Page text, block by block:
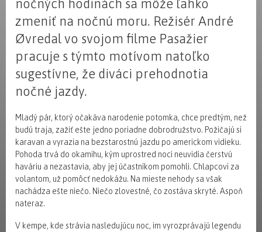
nočných hodinách sa môže ľahko
zmeniť na nočnú moru. Režisér André
Øvredal vo svojom filme Pasažier
pracuje s týmto motívom natoľko
sugestívne, že diváci prehodnotia
nočné jazdy.
Mladý pár, ktorý očakáva narodenie potomka, chce predtým, než
budú traja, zažiť ešte jedno poriadne dobrodružstvo. Požičajú si
karavan a vyrazia na bezstarostnú jazdu po americkom vidieku.
Pohoda trvá do okamihu, kým uprostred noci neuvidia čerstvú
haváriu a nezastavia, aby jej účastníkom pomohli. Chlapcovi za
volantom, už pomôcť nedokážu. Na mieste nehody sa však
nachádza ešte niečo. Niečo zlovestné, čo zostáva skryté. Aspoň
nateraz.
V kempe, kde strávia nasledujúcu noc, im vyrozprávajú legendu